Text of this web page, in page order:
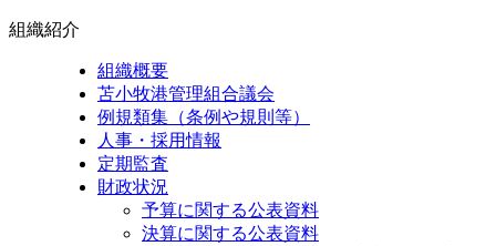
組織紹介
組織概要
苫小牧港管理組合議会
例規類集（条例や規則等）
人事・採用情報
定期監査
財政状況
予算に関する公表資料
決算に関する公表資料